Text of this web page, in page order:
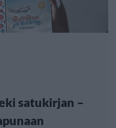
satukirjan –